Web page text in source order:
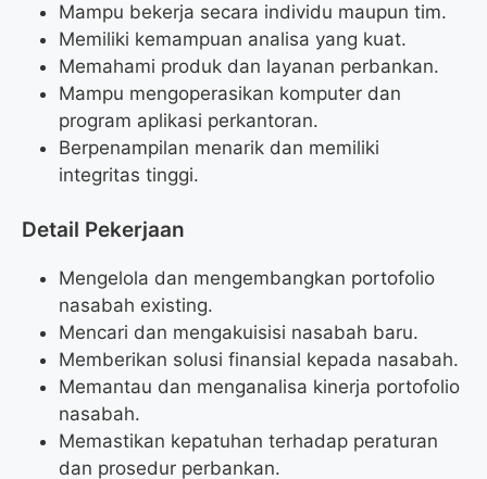
Mampu bekerja secara individu maupun tim.
Memiliki kemampuan analisa yang kuat.
Memahami produk dan layanan perbankan.
Mampu mengoperasikan komputer dan
program aplikasi perkantoran.
Berpenampilan menarik dan memiliki
integritas tinggi.
Detail Pekerjaan
Mengelola dan mengembangkan portofolio
nasabah existing.
Mencari dan mengakuisisi nasabah baru.
Memberikan solusi finansial kepada nasabah.
Memantau dan menganalisa kinerja portofolio
nasabah.
Memastikan kepatuhan terhadap peraturan
dan prosedur perbankan.